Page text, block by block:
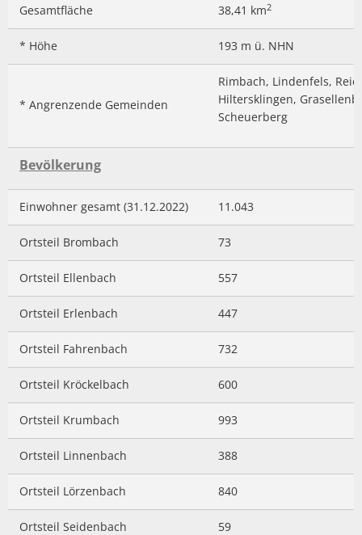
Kontakt
Eigenbetrieb IKbit
Friedhofsverwaltung
Trauungen
Kindertageseinrichtungen/Kindergärten
Konfessionen
Schulen
Sportstätten
Bildergalerie
Zahlen
Gesamtfläche 38,41 km2
* Höhe 193 m ü. NHN
* Angrenzende Gemeinden
Rimbach, Lindenfels,
Hiltersklingen,
Scheuerberg
Bevölkerung
Einwohner gesamt (31.12.2022) 11.043
Ortsteil Brombach 73
Ortsteil Ellenbach 557
Ortsteil Erlenbach 447
Ortsteil Fahrenbach 732
Ortsteil Kröckelbach 600
Ortsteil Krumbach 993
Ortsteil Linnenbach 388
Ortsteil Lörzenbach 840
Ortsteil Seidenbach 59